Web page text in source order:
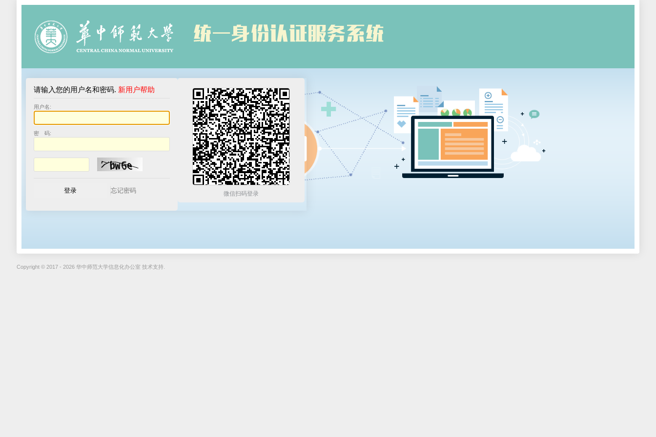
请输入您的用户名和密码. 新用户帮助
用户名:
密 码:
微信扫码登录
Copyright © 2017 - 2026 华中师范大学信息化办公室 技术支持.